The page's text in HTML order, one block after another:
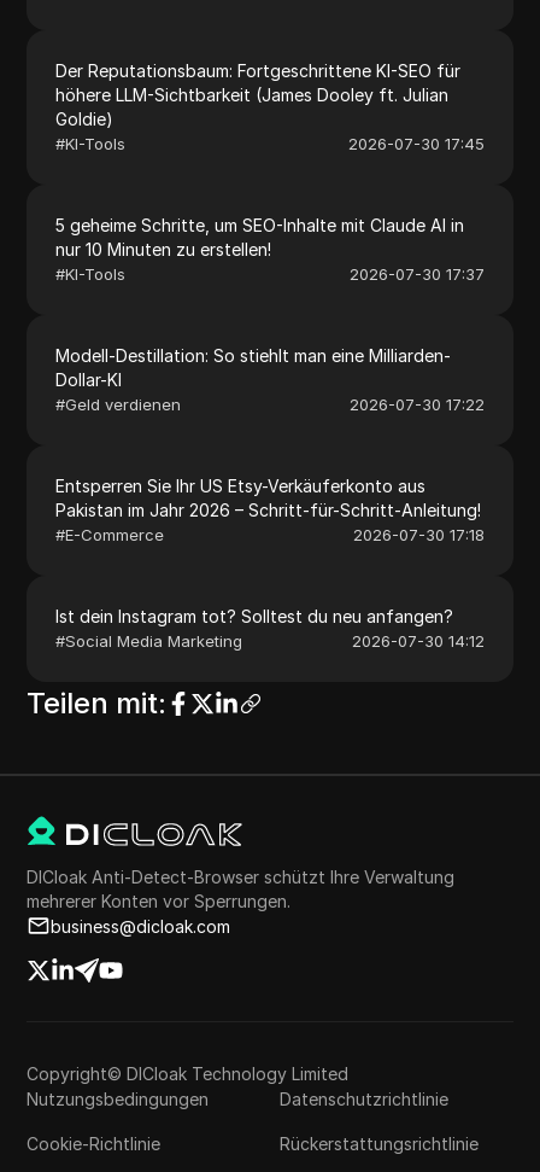
Der Reputationsbaum: Fortgeschrittene KI-SEO für
höhere LLM-Sichtbarkeit (James Dooley ft. Julian
Goldie)
#KI-Tools 2026-07-30 17:45
5 geheime Schritte, um SEO-Inhalte mit Claude AI in
nur 10 Minuten zu erstellen!
#KI-Tools 2026-07-30 17:37
Modell-Destillation: So stiehlt man eine Milliarden-
Dollar-KI
#Geld verdienen 2026-07-30 17:22
Entsperren Sie Ihr US Etsy-Verkäuferkonto aus
Pakistan im Jahr 2026 – Schritt-für-Schritt-Anleitung!
#E-Commerce 2026-07-30 17:18
Ist dein Instagram tot? Solltest du neu anfangen?
#Social Media Marketing 2026-07-30 14:12
Teilen mit:
DICloak Anti-Detect-Browser schützt Ihre Verwaltung
mehrerer Konten vor Sperrungen.
business@dicloak.com
Copyright© DICloak Technology Limited
Nutzungsbedingungen
Datenschutzrichtlinie
Cookie-Richtlinie Rückerstattungsrichtlinie